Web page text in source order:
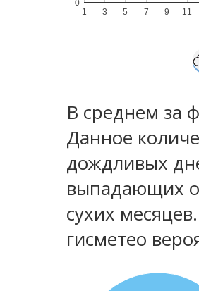
1 3 5 7 9 11
0
В среднем за
Данное
дождливых
выпадающих
сухих
гисметео